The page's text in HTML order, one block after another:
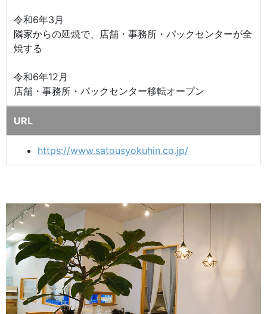
令和6年3月
隣家からの延焼で、店舗・事務所・パックセンターが全
焼する
令和6年12月
店舗・事務所・パックセンター移転オープン
URL
https://www.satousyokuhin.co.jp/